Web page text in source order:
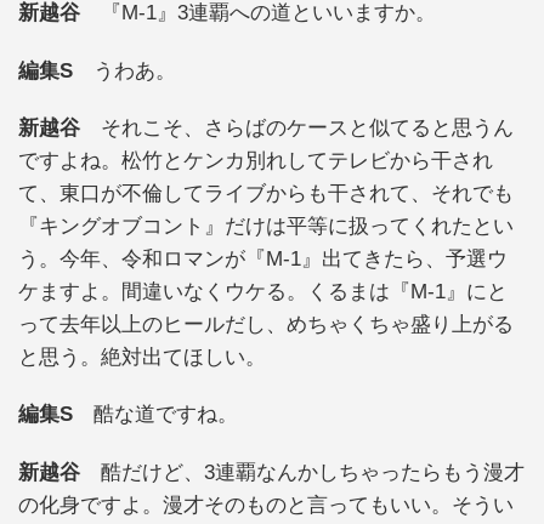
新越谷 『M-1』3連覇への道といいますか。
編集S うわあ。
新越谷 それこそ、さらばのケースと似てると思うん
ですよね。松竹とケンカ別れしてテレビから干され
て、東口が不倫してライブからも干されて、それでも
『キングオブコント』だけは平等に扱ってくれたとい
う。今年、令和ロマンが『M-1』出てきたら、予選ウ
ケますよ。間違いなくウケる。くるまは『M-1』にと
って去年以上のヒールだし、めちゃくちゃ盛り上がる
と思う。絶対出てほしい。
編集S 酷な道ですね。
新越谷 酷だけど、3連覇なんかしちゃったらもう漫才
の化身ですよ。漫才そのものと言ってもいい。そうい